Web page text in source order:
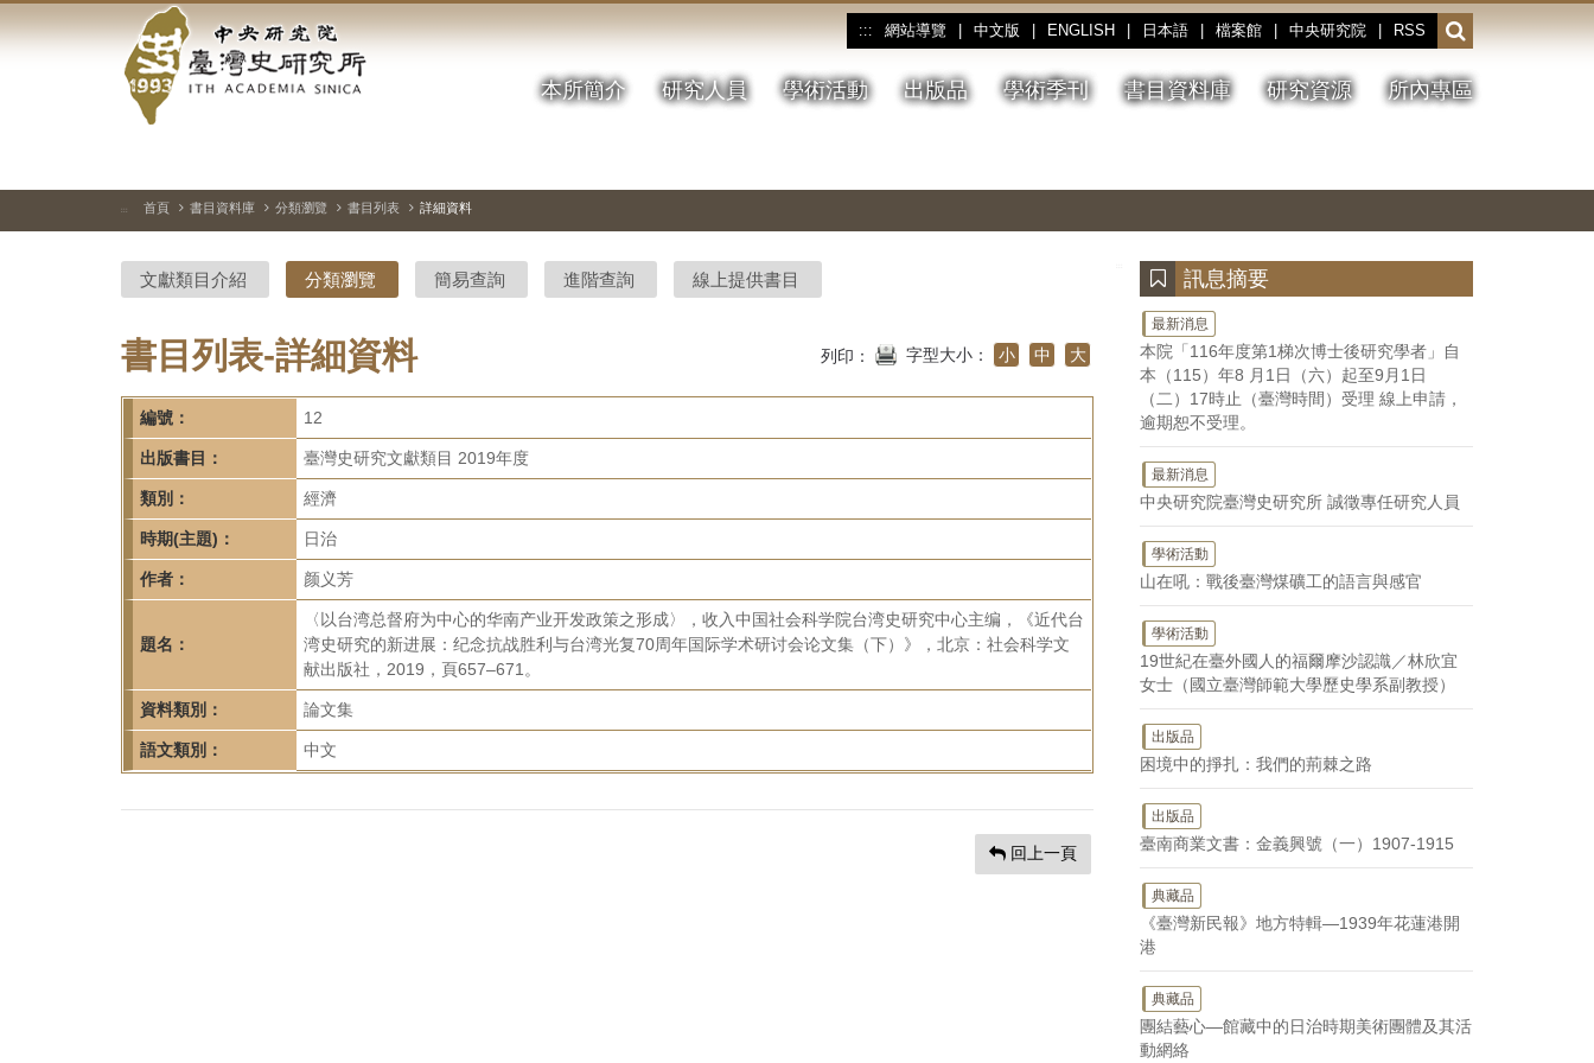
到
中
央
研
院-
臺
灣
史
研
究
所-
首
頁
::: 網站導覽 中文版 ENGLISH 日本語 檔案館 中央研究院 RSS
開
啟
或
收
本所簡介 研究人員 學術活動 出版品 學術季刊 書目資料庫 研究資源 所內專區
停、
圖
圖
結
::: 首頁 書目資料庫 分類瀏覽 書目列表 詳細資料
文獻類目介紹 分類瀏覽 簡易查詢 進階查詢 線上提供書目
書目列表-詳細資料 列印： 字型大小： 小 中 大
編號： 12
出版書目： 臺灣史研究文獻類目 2019年度
類別： 經濟
時期(主題)： 日治
作者： 颜义芳
題名：
〈以台湾总督府为中心的华南产业开发政策之形成〉，收入中国社会科学院台湾史研究中心主编，《近代台
湾史研究的新进展：纪念抗战胜利与台湾光复70周年国际学术研讨会论文集（下）》，北京：社会科学文
献出版社，2019，頁657–671。
資料類別： 論文集
語文類別： 中文
回上一頁
訊息摘要
最新消息
本院「116年度第1梯次博士後研究學者」自
本（115）年8 月1日（六）起至9月1日
（二）17時止（臺灣時間）受理 線上申請，
逾期恕不受理。
最新消息
中央研究院臺灣史研究所 誠徵專任研究人員
學術活動
山在吼：戰後臺灣煤礦工的語言與感官
學術活動
19世紀在臺外國人的福爾摩沙認識／林欣宜
女士（國立臺灣師範大學歷史學系副教授）
出版品
困境中的掙扎：我們的荊棘之路
出版品
臺南商業文書：金義興號（一）1907-1915
典藏品
《臺灣新民報》地方特輯—1939年花蓮港開
港
典藏品
團結藝心—館藏中的日治時期美術團體及其活
動網絡